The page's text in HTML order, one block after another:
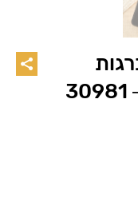
אואסיס קטן של ניטפרו – 30981